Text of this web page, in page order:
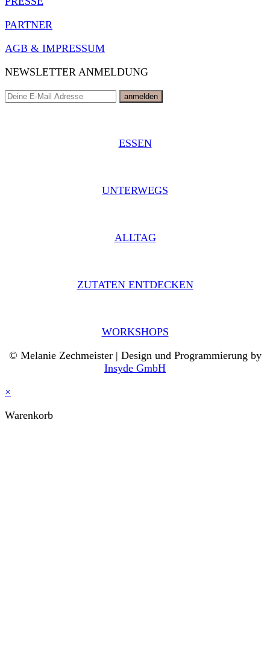
PARTNER
AGB & IMPRESSUM
NEWSLETTER ANMELDUNG
ESSEN
UNTERWEGS
ALLTAG
ZUTATEN ENTDECKEN
WORKSHOPS
© Melanie Zechmeister | Design und Programmierung by
Insyde GmbH
×
Warenkorb